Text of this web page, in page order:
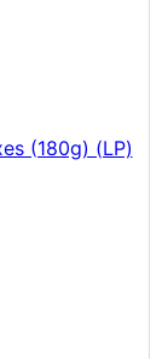
(180g) (LP)